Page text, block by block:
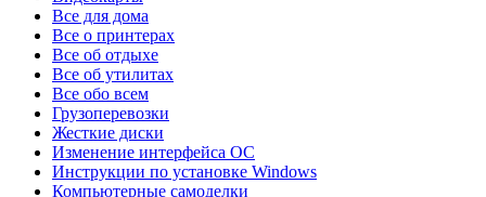
Все для дома
Все о принтерах
Все об отдыхе
Все об утилитах
Все обо всем
Грузоперевозки
Жесткие диски
Изменение интерфейса ОС
Инструкции по установке Windows
Компьютерные самоделки